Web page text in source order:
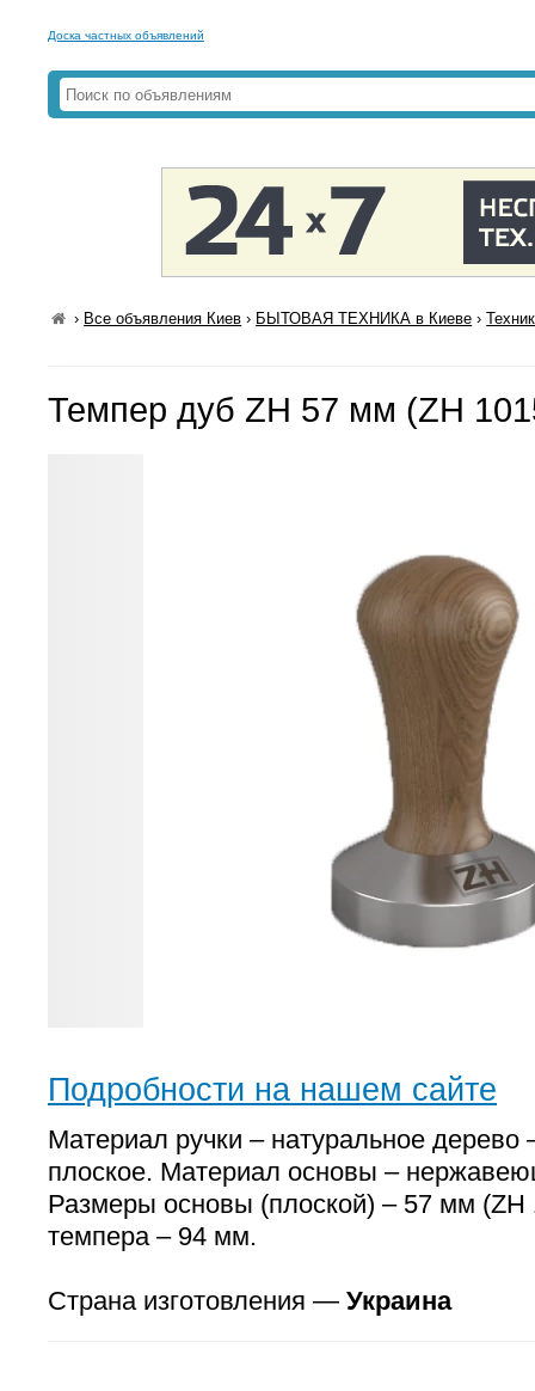
Доска частных объявлений
› Все объявления Киев › БЫТОВАЯ ТЕХНИКА в Киеве ›
Темпер дуб ZH 57 мм (ZH
Подробности на нашем сайте
Материал ручки – натуральное дерево
плоское. Материал основы –
Размеры основы (плоской) – 57 мм (ZH
темпера – 94 мм.
Страна изготовления — Украина